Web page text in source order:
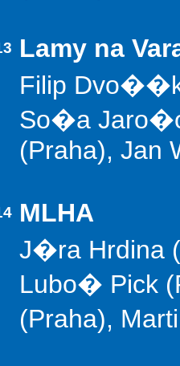
Lamy na
Filip
So�a
(Praha), Jan
MLHA
J�ra Hrdina
Lubo� Pick
(Praha),